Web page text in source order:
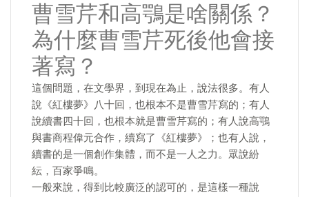
曹雪芹和高鶚是啥關係？
為什麼曹雪芹死後他會接
著寫？
這個問題，在文學界，到現在為止，說法很多。有人
說《紅樓夢》八十回，也根本不是曹雪芹寫的；有人
說續書四十回，也根本就是曹雪芹寫的；有人說高鶚
與書商程偉元合作，續寫了《紅樓夢》；也有人說，
續書的是一個創作集體，而不是一人之力。眾說紛
紜，百家爭鳴。
一般來說，得到比較廣泛的認可的，是這樣一種說